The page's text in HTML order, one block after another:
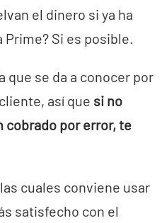
el dinero si ya ha
Si es posible.
que se da a conocer por
así que si no
cobrado por error, te
cuales conviene usar
satisfecho con el